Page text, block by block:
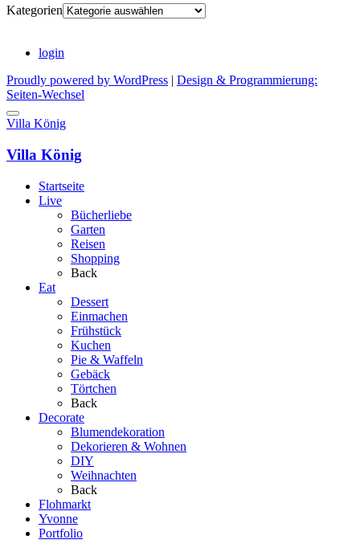
Kategorien
login
Proudly powered by WordPress
Design & Programmierung:
Seiten-Wechsel
Villa König
Villa König
Startseite
Live
Bücherliebe
Garten
Reisen
Shopping
Back
Eat
Dessert
Einmachen
Frühstück
Kuchen
Pie & Waffeln
Gebäck
Törtchen
Back
Decorate
Blumendekoration
Dekorieren & Wohnen
DIY
Weihnachten
Back
Flohmarkt
Yvonne
Portfolio